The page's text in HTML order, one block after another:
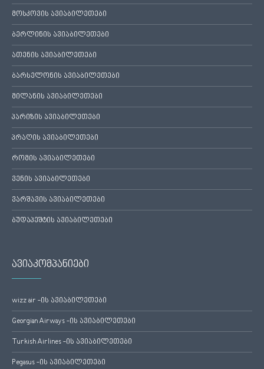
მოსკოვის ავიაბილეთები
ბერლინის ავიაბილეთები
ათენის ავიაბილეთები
ბარსელონის ავიაბილეთები
მილანის ავიაბილეთები
პარიზის ავიაბილეთები
პრაღის ავიაბილეთები
რომის ავიაბილეთები
ვენის ავიაბილეთები
ვარშავის ავიაბილეთები
ბუდაპეშტის ავიაბილეთები
ავიაკომპანიები
wizz air -ის ავიაბილეთები
Georgian Airways -ის ავიაბილეთები
Turkish Airlines -ის ავიაბილეთები
Pegasus -ის ავიაბილეთები